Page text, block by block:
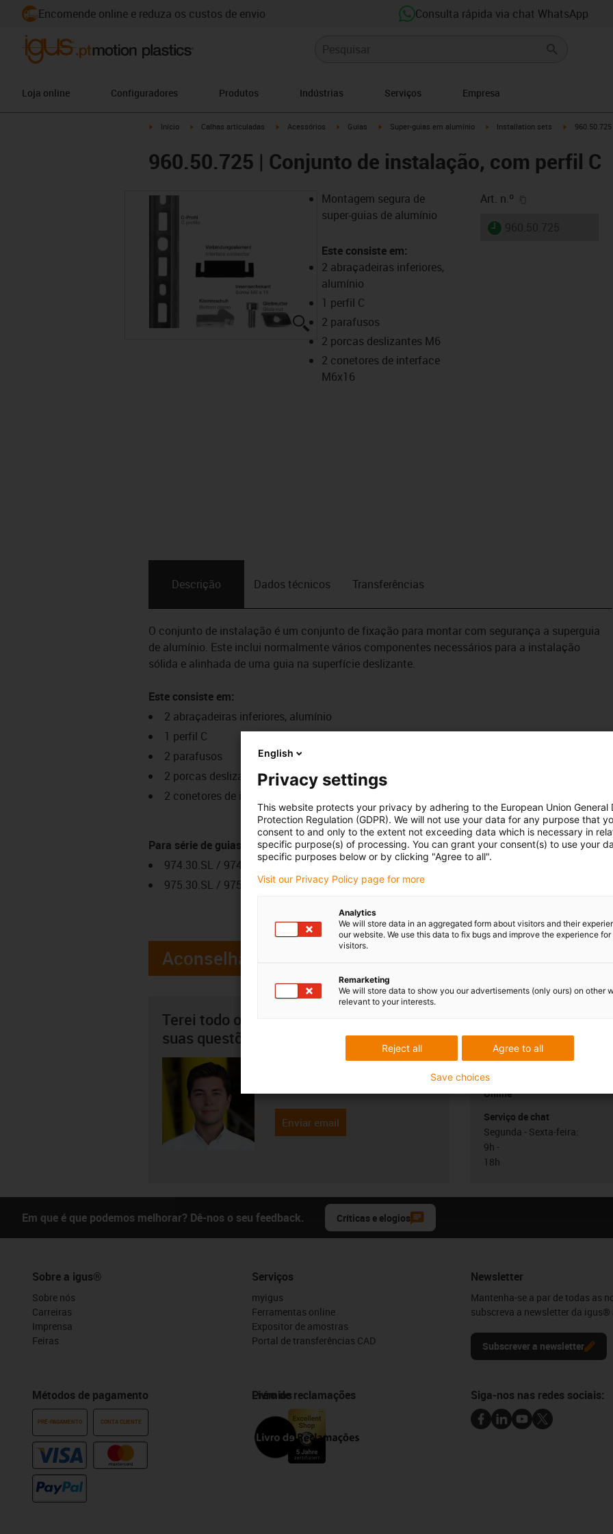
Encomende online e reduza os custos de envio Consulta rápida via chat WhatsApp
Loja online Configuradores Produtos Indústrias Serviços Empresa
igus-icon-arrow-right
Início igus-icon-arrow-right
Calhas articuladas igus-icon-arrow-right
Acessórios igus-icon-arrow-right
Guias igus-icon-arrow-right
Super-guias em alumínio igus-icon-arrow-right
Installation sets igus-icon-
960.50.725 | Conjunto de instalação, com perfil C
igus-icon-lupe
Montagem segura de
super-guias de alumínio
Este consiste em:
2 abraçadeiras inferiores,
alumínio
1 perfil C
2 parafusos
2 porcas deslizantes M6
2 conetores de interface
M6x16
Art. n.º
igus-icon-lieferzeit
Descrição Dados técnicos Transferências
O conjunto de instalação é um conjunto de fixação para montar com segurança a superguia
de alumínio. Este inclui normalmente vários componentes necessários para a instalação
sólida e alinhada de uma guia na superfície deslizante.
Este consiste em:
2 abraçadeiras inferiores, alumínio
1 perfil C
2 parafusos
2 porcas deslizantes M6
2 conetores de interface M6x16
Para série de guias
974.30.SL / 974.31.SLH / 974.30.SLA
975.30.SL / 975.31.SLH / 975.30.SLA
Aconselhamento
Terei todo o gosto em esclarecer as
suas questões pessoalmente
Enviar email
Pessoalmente
Online
Serviço de chat
Segunda - Sexta-feira:
9h -
18h
Em que é que podemos melhorar? Dê-nos o seu feedback. Críticas e elogios
Sobre a igus®
Sobre nós
Carreiras
Imprensa
Feiras
Métodos de pagamento
PRÉ-PAGAMENTO CONTA CLIENTE
Serviços
myigus
Ferramentas online
Expositor de amostras
Portal de transferências CAD
Prémios
Livro de reclamações
Newsletter
Mantenha-se a par de todas as
subscreva a newsletter da igus®
Subscrever a newsletter
Siga-nos nas redes sociais:
English
Privacy settings
This website protects your privacy by adhering to the European Union General
Protection Regulation (GDPR). We will not use your data for any purpose that
consent to and only to the extent not exceeding data which is necessary in
specific purpose(s) of processing. You can grant your consent(s) to use your
specific purposes below or by clicking "Agree to all".
Visit our Privacy Policy page for more
Analytics
We will store data in an aggregated form about visitors and their
our website. We use this data to fix bugs and improve the experience for
visitors.
Remarketing
We will store data to show you our advertisements (only ours) on other
relevant to your interests.
Agree to all
Reject all
Save choices